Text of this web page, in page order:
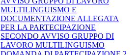
MULTILINGUISMO E
DOCUMENTAZIONE ALLEGATA
PER LA PARTECIPAZIONE
SECONDO AVVISO GRUPPO DI
LAVORO MULTILINGUISMO